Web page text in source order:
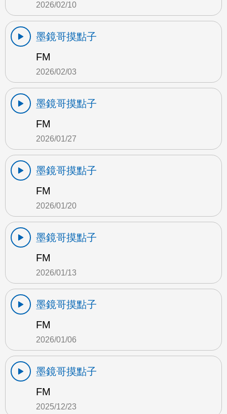
2026/02/10
墨鏡哥摸點子
FM
2026/02/03
墨鏡哥摸點子
FM
2026/01/27
墨鏡哥摸點子
FM
2026/01/20
墨鏡哥摸點子
FM
2026/01/13
墨鏡哥摸點子
FM
2026/01/06
墨鏡哥摸點子
FM
2025/12/23